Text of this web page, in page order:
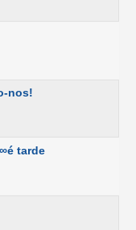
nos!
tarde